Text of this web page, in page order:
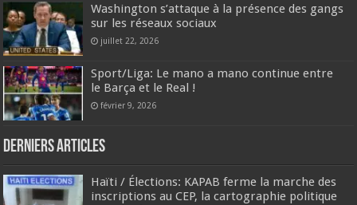
Washington s’attaque à la présence des gangs
sur les réseaux sociaux
juillet 22, 2026
Sport/Liga: Le mano a mano continue entre
le Barça et le Real ! ‎
février 9, 2026
Derniers articles
Haïti / Élections: KAPAB ferme la marche des
inscriptions au CEP, la cartographie politique